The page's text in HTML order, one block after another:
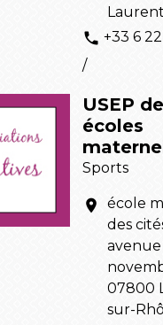
phone +33 6
/
USEP
écoles
Sports
location_on
école
des
avenue
07800
sur-